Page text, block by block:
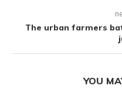
The urban farmers
YOU